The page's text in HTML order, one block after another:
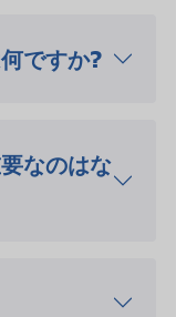
ですか?
なのはな